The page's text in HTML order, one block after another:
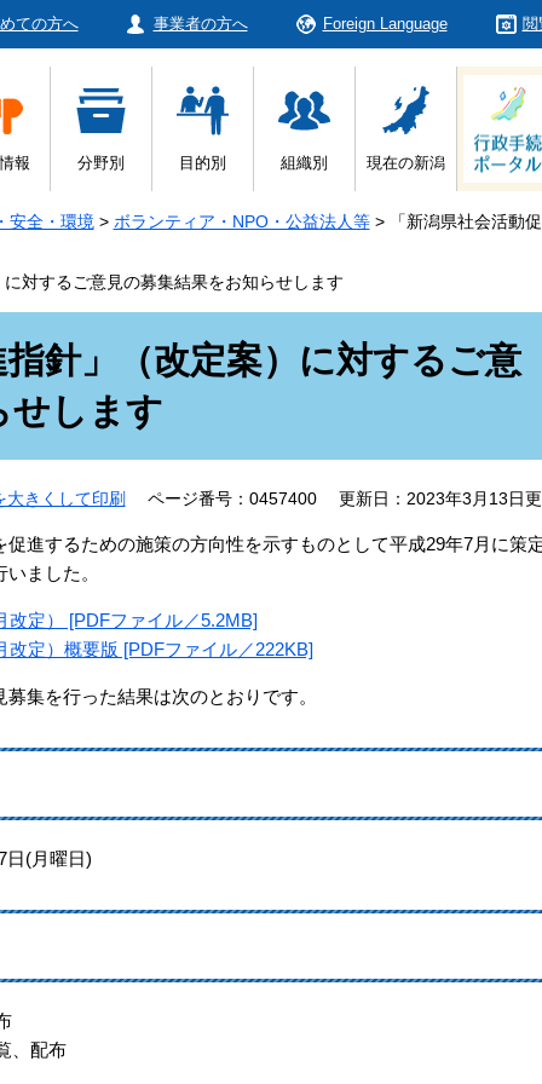
ての方へ 事業者の方へ Foreign Language 閲
報 分野別 目的別 組織別 現在の新潟
安全・環境 > ボランティア・NPO・公益法人等 >
「新潟県社会活動
対するご意見の募集結果をお知らせします
指針」（改定案）に対するご意
せします
大きくして印刷 ページ番号：0457400 更新日：2023年3月13日
進するための施策の方向性を示すものとして平成29年7月に策
ました。
改定） [PDFファイル／5.2MB]
定）概要版 [PDFファイル／222KB]
集を行った結果は次のとおりです。
日(月曜日)
、配布